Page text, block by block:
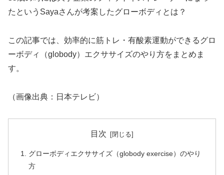
たというSayaさんが考案したグローボディとは？
この記事では、効率的に筋トレ・有酸素運動ができるグロ
ーボディ（globody）エクササイズのやり方をまとめま
す。
（画像出典：日本テレビ）
目次
グローボディエクササイズ（globody exercise）のやり
方